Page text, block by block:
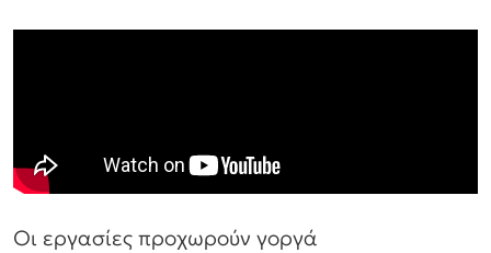
Οι εργασίες προχωρούν γοργά